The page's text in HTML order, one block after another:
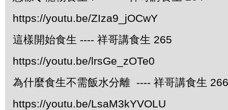
https://youtu.be/ZIza9_jOCwY
這樣開始食生 ---- 祥哥講食生 265
https://youtu.be/lrsGe_zOTe0
為什麼食生不需飯水分離 ---- 祥哥講食生 266
https://youtu.be/LsaM3kYVOLU